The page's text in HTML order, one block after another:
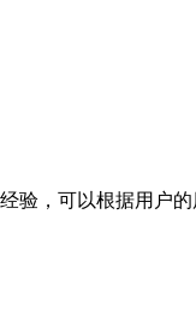
验，可以根据用户